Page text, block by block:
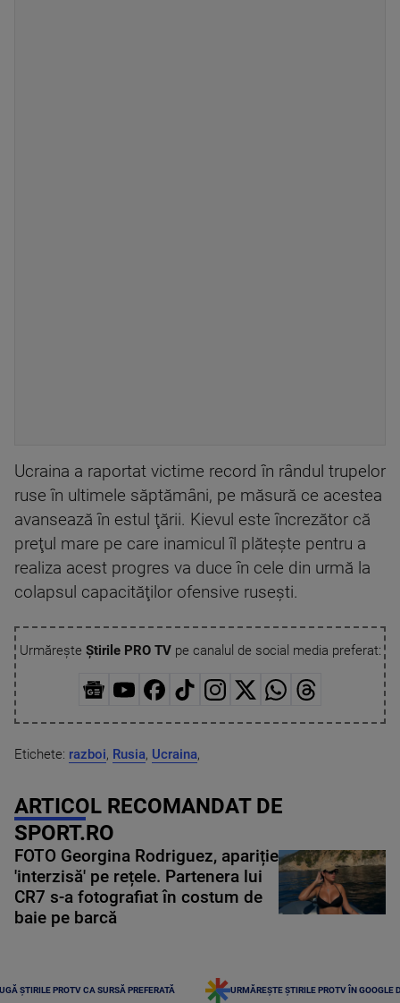
Ucraina a raportat victime record în rândul trupelor
ruse în ultimele săptămâni, pe măsură ce acestea
avansează în estul ţării. Kievul este încrezător că
preţul mare pe care inamicul îl plăteşte pentru a
realiza acest progres va duce în cele din urmă la
colapsul capacităţilor ofensive ruseşti.
Urmărește Știrile PRO TVpe canalul de social media preferat:
Etichete: razboi, Rusia, Ucraina,
ARTICOL RECOMANDAT DE
SPORT.RO
FOTO Georgina Rodriguez, apariție
'interzisă' pe rețele. Partenera lui
CR7 s-a fotografiat în costum de
baie pe barcă
ȘTIRILE PROTV CA SURSĂ PREFERATĂ URMĂREȘTE ȘTIRILE PROTV ÎN GOOGLE